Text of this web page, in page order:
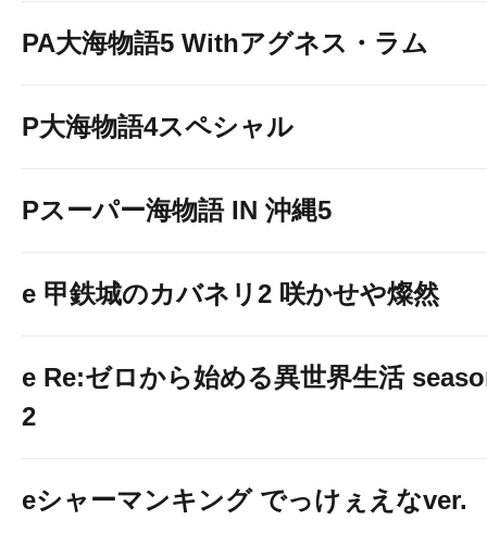
PA大海物語5 Withアグネス・ラム
P大海物語4スペシャル
Pスーパー海物語 IN 沖縄5
e 甲鉄城のカバネリ2 咲かせや燦然
e Re:ゼロから始める異世界生活
2
eシャーマンキング でっけぇえなver.